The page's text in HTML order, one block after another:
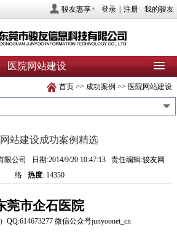
骏友惠享+ 登录 注册 我的骏友
医院网站建设
关于骏友 新闻
业务服务 社会责任
投资者关系
首页 >> 成功案例 >> 医院网站建设
站建设成功案例精选
限公司 日期:2014/9/20 10:47:13 责任编辑:骏友网
络 热度: 14350
莞市企石医院
QQ:614673277 微信公众号junyoonet_cn